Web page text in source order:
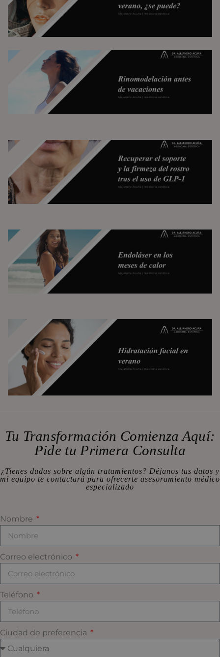
Neuromoduladores en verano, ¿se puede?
Rinomodelación antes de vacaciones:
cuánto tarda en asentarse y cuidados en
verano
La otra cara de la pérdida de peso rápida
con GLP-1: cómo recuperar el soporte y la
firmeza del rostro
¿Es seguro el tratamiento de endoláser en
los meses de calor? Mitos y cuidados
básicos
Ácido hialurónico en verano: hidratación y
‘efecto glow’ con cuidados sencillos
Tu Transformación Comienza Aquí:
Pide tu Primera Consulta
¿Tienes dudas sobre algún tratamientos? Déjanos tus datos y
mi equipo te contactará para ofrecerte asesoramiento médico
especializado
Nombre
Correo electrónico
Teléfono
Ciudad de preferencia